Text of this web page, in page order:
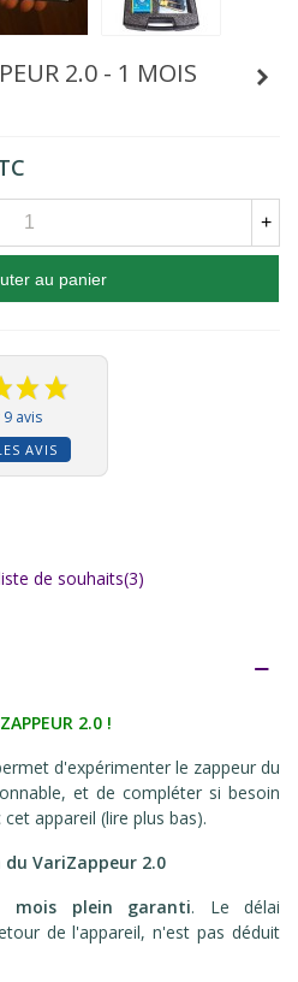
2.0 - 1 MOIS
+
au panier
avis
AVIS
de souhaits(3)
2.0 !
d'expérimenter le zappeur du
et de compléter si besoin
appareil (lire plus bas).
VariZappeur 2.0
mois plein garanti. Le délai
de l'appareil, n'est pas déduit